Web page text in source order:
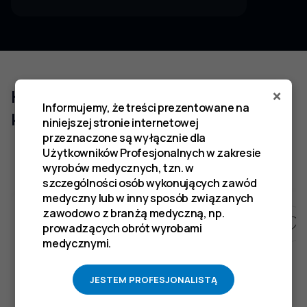
Klienci którzy zakupili ten produkt
kupili również
×
Informujemy, że treści prezentowane na
niniejszej stronie internetowej
przeznaczone są wyłącznie dla
Użytkowników Profesjonalnych w zakresie
wyrobów medycznych, tzn. w
szczególności osób wykonujących zawód
medyczny lub w inny sposób związanych
zawodowo z branżą medyczną, np.
prowadzących obrót wyrobami
medycznymi.
JESTEM PROFESJONALISTĄ